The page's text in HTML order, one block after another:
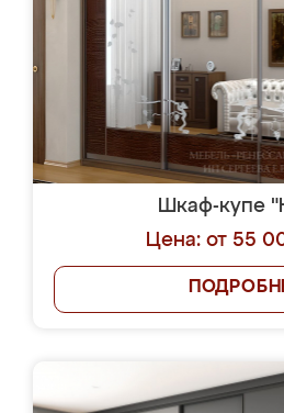
Шкаф-купе
Цена: от 55